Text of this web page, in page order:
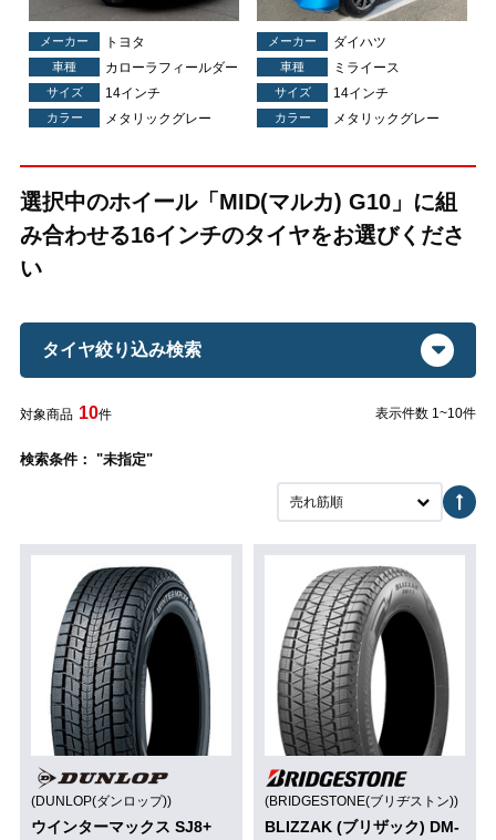
メーカー トヨタ
車種 カローラフィールダー
サイズ 14インチ
カラー メタリックグレー
メーカー ダイハツ
車種 ミライース
サイズ 14インチ
カラー メタリックグレー
選択中のホイール「MID(マルカ) G10」に組
み合わせる16インチのタイヤをお選びくださ
い
タイヤ絞り込み検索
対象商品 10件 表示件数 1~10件
検索条件： "未指定"
売れ筋順
(DUNLOP(ダンロップ))
ウインターマックス SJ8+
(BRIDGESTONE(ブリヂストン))
BLIZZAK (ブリザック) DM-